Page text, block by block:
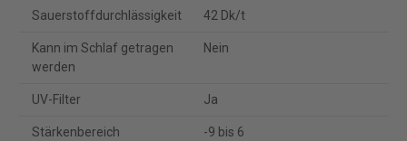
Sauerstoffdurchlässigkeit 42 Dk/t
Kann im Schlaf getragen
werden
Nein
UV-Filter Ja
Stärkenbereich -9 bis 6